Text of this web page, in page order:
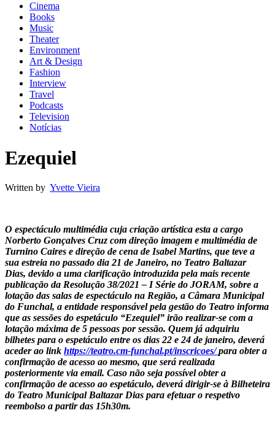
Cinema
Books
Music
Theater
Environment
Art & Design
Fashion
Interview
Travel
Podcasts
Television
Notícias
Ezequiel
Written by Yvette Vieira
O espectáculo multimédia cuja criação artística esta a cargo
Norberto Gonçalves Cruz com direção imagem e multimédia de
Turnino Caires e direção de cena de Isabel Martins, que teve a
sua estreia no passado dia 21 de Janeiro, no Teatro Baltazar
Dias, devido a uma clarificação introduzida pela mais recente
publicação da Resolução 38/2021 – I Série do JORAM, sobre a
lotação das salas de espectáculo na Região, a Câmara Municipal
do Funchal, a entidade responsável pela gestão do Teatro informa
que as sessões do espetáculo “Ezequiel” irão realizar-se com a
lotação máxima de 5 pessoas por sessão. Quem já adquiriu
bilhetes para o espetáculo entre os dias 22 e 24 de janeiro, deverá
aceder ao link https://teatro.cm-funchal.pt/inscricoes/para obter a
confirmação de acesso ao mesmo, que será realizada
posteriormente via email. Caso não seja possível obter a
confirmação de acesso ao espetáculo, deverá dirigir-se à Bilheteira
do Teatro Municipal Baltazar Dias para efetuar o respetivo
reembolso a partir das 15h30m.